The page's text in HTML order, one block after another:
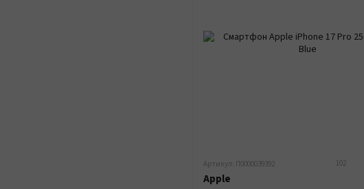
Артикул: П0000039392 102
Apple